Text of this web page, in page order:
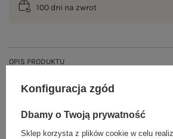
100 dni na zwrot
OPIS PRODUKTU
GŁÓWNE PARAMETRY
OPINIE O PRODUKCIE (0)
Konfiguracja zgód
Dbamy o Twoją prywatność
Sklep korzysta z plików cookie w celu